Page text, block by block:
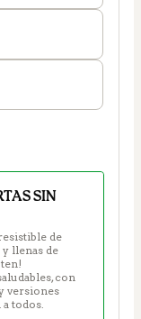
SIN
de
llenas de
con
versiones
todos.